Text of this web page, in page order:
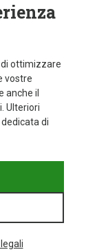
di ottimizzare
vostre
anche il
Ulteriori
di